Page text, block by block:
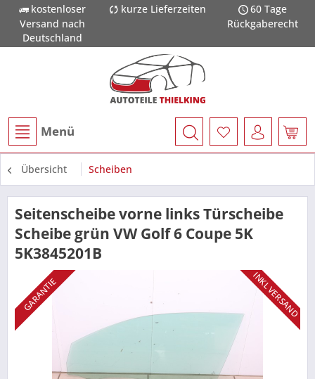
kostenloser
Versand nach
Deutschland
kurze Lieferzeiten
60 Tage
Rückgaberecht
Menü
Übersicht Scheiben
Seitenscheibe vorne links Türscheibe
Scheibe grün VW Golf 6 Coupe 5K
5K3845201B
GARANTIE INKL VERSAND